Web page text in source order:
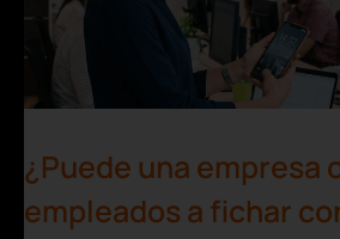
¿Puede una empresa
empleados a fichar